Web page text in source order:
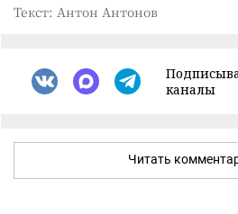
Текст: Антон Антонов
каналы
Читать